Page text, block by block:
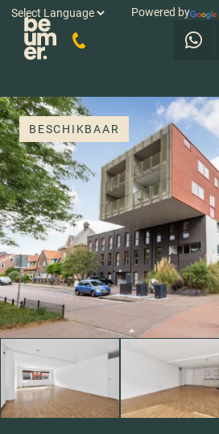
Powered by
BESCHIKBAAR